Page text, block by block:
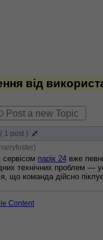
від
Post a new Topic
( 1 post )
парік 24 вже
технічних проблем —
що команда дійсно
Content